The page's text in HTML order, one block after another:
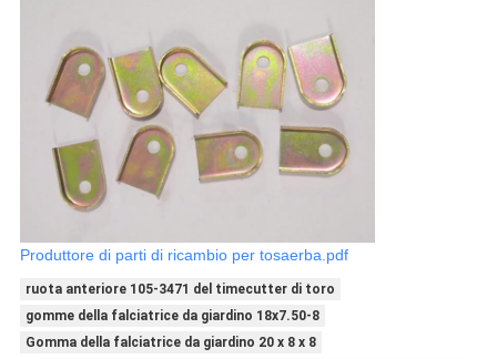
Produttore di parti di ricambio per tosaerba.pdf
ruota anteriore 105-3471 del timecutter di toro
gomme della falciatrice da giardino 18x7.50-8
Gomma della falciatrice da giardino 20 x 8 x 8